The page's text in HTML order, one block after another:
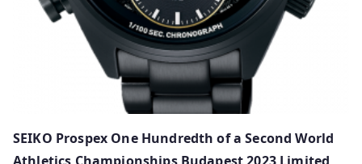
h
i
g
t
o
l
SEIKO Prospex One Hundredth of a Second World